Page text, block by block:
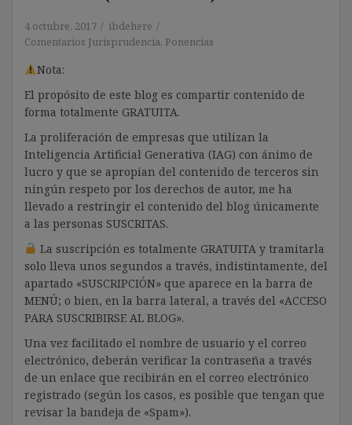
4 octubre, 2017
ibdehere
Comentarios Jurisprudencia, Ponencias
Nota:
El propósito de este blog es compartir contenido de
forma totalmente GRATUITA.
La proliferación de empresas que utilizan la
Inteligencia Artificial Generativa (IAG) con ánimo de
lucro y que se apropian del contenido de terceros sin
ningún respeto por los derechos de autor, me ha
llevado a restringir el contenido del blog únicamente
a las personas SUSCRITAS.
La suscripción es totalmente GRATUITA y tramitarla
solo lleva unos segundos a través, indistintamente, del
apartado «SUSCRIPCIÓN» que aparece en la barra de
MENÚ; o bien, en la barra lateral, a través del «ACCESO
PARA SUSCRIBIRSE AL BLOG».
Una vez facilitado el nombre de usuario y el correo
electrónico, deberán verificar la contraseña a través
de un enlace que recibirán en el correo electrónico
registrado (según los casos, es posible que tengan que
revisar la bandeja de «Spam»).